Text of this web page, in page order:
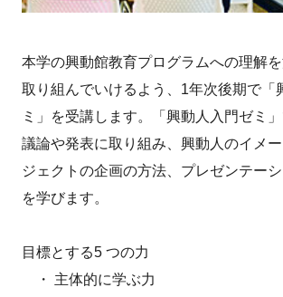
本学の興動館教育プログラムへの理解
取り組んでいけるよう、1年次後期で「
ミ」を受講します。「興動人入門ゼミ
議論や発表に取り組み、興動人のイメ
ジェクトの企画の方法、プレゼンテー
を学びます。
目標とする5 つの力
・ 主体的に学ぶ力